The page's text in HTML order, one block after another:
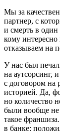
Мы за
партнер, с
и смерть в
кому
отказываем на
У нас был
на аутсорсинг,
с договором на
историей. Да,
но количество
были вообще не
такое
в банке: